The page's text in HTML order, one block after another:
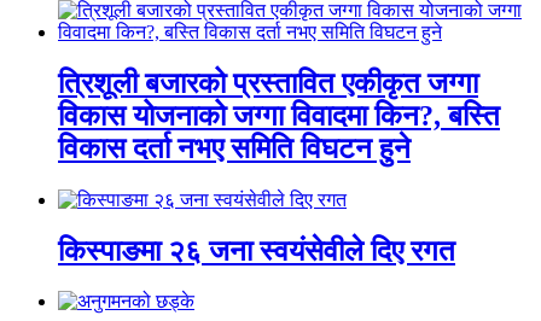
त्रिशूली बजारको प्रस्तावित एकीकृत जग्गा
विकास योजनाको जग्गा विवादमा किन?, बस्ति
विकास दर्ता नभए समिति विघटन हुने
किस्पाङमा २६ जना स्वयंसेवीले दिए रगत